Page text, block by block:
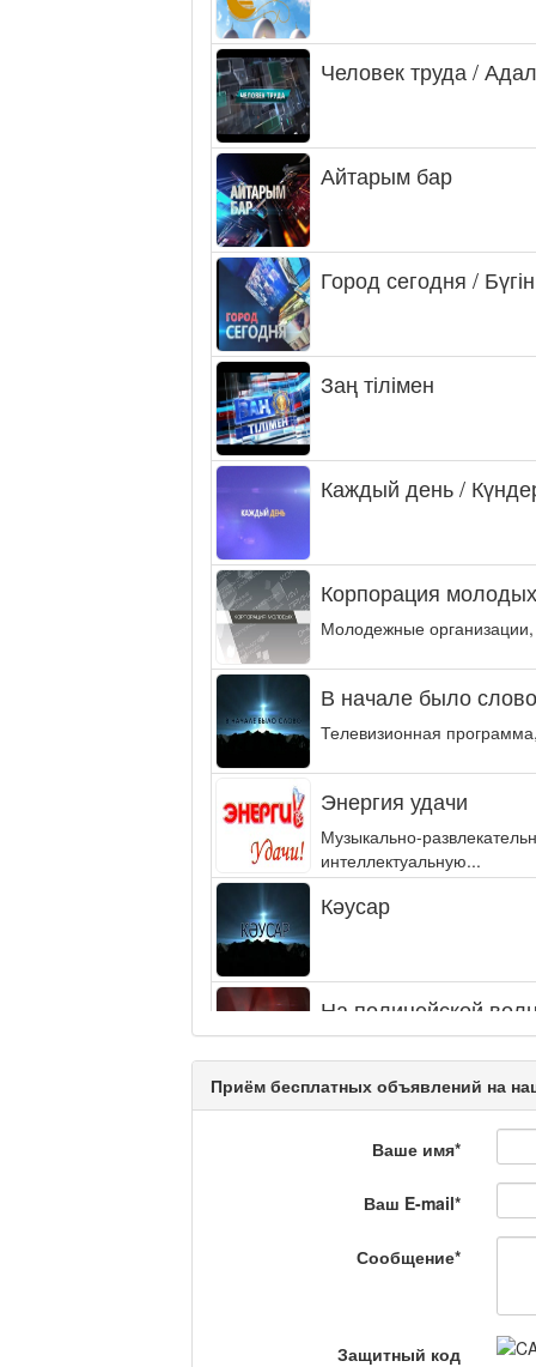
Человек труда /
Айтарым бар
Город сегодня /
Заң тілімен
Каждый день /
Корпорация
Молодежные
В начале было
Телевизионная
Энергия удачи
Музыкально-
интеллектуальную...
Кәусар
На полицейской
Еженедельный обзор
специалистов.
Люди в кадре
Камертон
Актуальный
Приём бесплатных объявлений на
Ваше имя*
Ваш E-mail*
Сообщение*
Защитный код